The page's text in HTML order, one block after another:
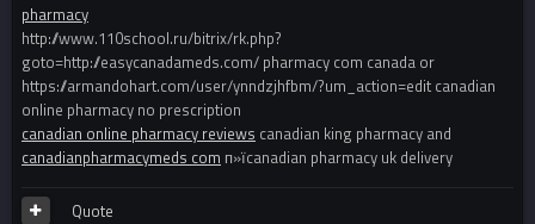
pharmacy
http://www.110school.ru/bitrix/rk.php?
goto=http://easycanadameds.com/ pharmacy com canada or
https://armandohart.com/user/ynndzjhfbm/?um_action=edit canadian
online pharmacy no prescription
canadian online pharmacy reviews canadian king pharmacy and
canadianpharmacymeds com п»їcanadian pharmacy uk delivery
Quote